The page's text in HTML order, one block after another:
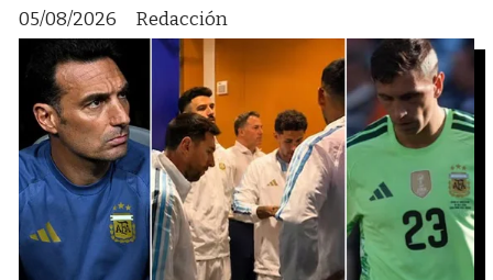
Redacción
05/08/2026